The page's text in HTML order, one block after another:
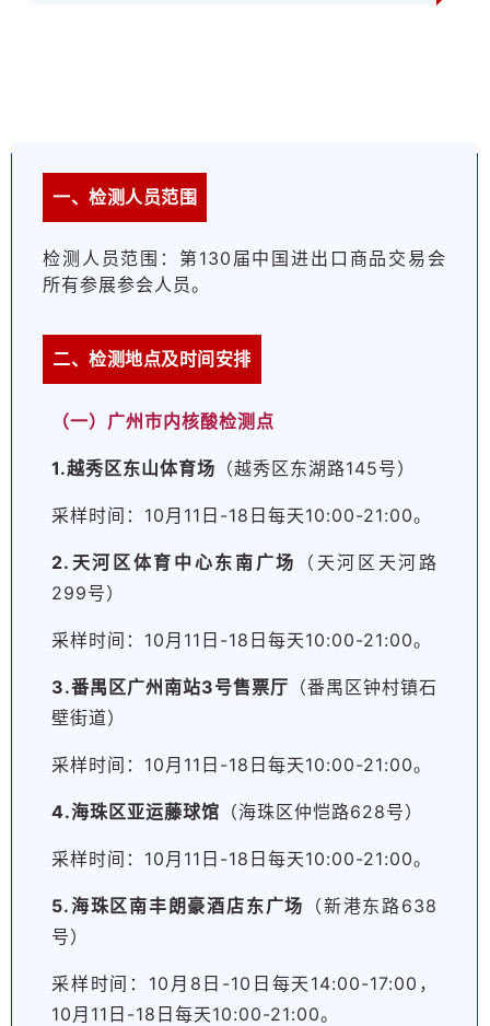
一、检测人员范围
检测人员范围：第130届中国进出口商品交易会
所有参展参会人员。
二、检测地点及时间安排
（一）广州市内核酸检测点
1.越秀区东山体育场 （越秀区东湖路145号）
采样时间：10月11日-18日每天10:00-21:00。
2.天河区体育中心东南广场
（天河区天河路
299号）
采样时间：10月11日-18日每天10:00-21:00。
3.番禺区广州南站3号售票厅 （番禺区钟村镇石
壁街道）
采样时间：10月11日-18日每天10:00-21:00。
4.海珠区亚运藤球馆 （海珠区仲恺路628号）
采样时间：10月11日-18日每天10:00-21:00。
5.海珠区南丰朗豪酒店东广场
（新港东路638
号）
采样时间：10月8日-10日每天14:00-17:00，
10月11日-18日每天10:00-21:00。